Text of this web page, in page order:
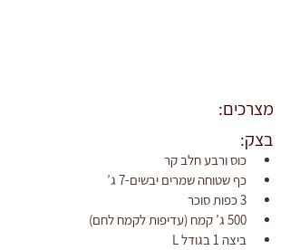
מצרכים:
‫בצק:
‫כוס ורבע חלב קר‬
‫כף שטוחה שמרים יבשים-7 ג’‬
‫3 כפות סוכר‬
‫500 ג’ קמח (עדיפות לקמח לחם)‬
‫ביצה 1 בגודל L‬